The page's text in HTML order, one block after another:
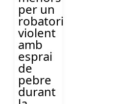
per un
robatori
violent
amb
esprai
de
pebre
durant